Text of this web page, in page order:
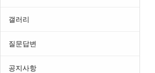
갤러리
질문답변
공지사항